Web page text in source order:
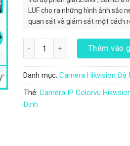
LUF cho ra những hình ảnh sắc
quan sát và giám sát một cách
Camera IP Colorvu Hikvision
Thêm vào
Danh mục: Camera Hikvision Đà
Thẻ: Camera IP Colorvu
Định